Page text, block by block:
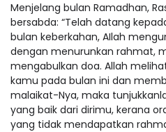
Menjelang bulan Ramadhan,
bersabda: “Telah datang
bulan keberkahan, AIlah
dengan menurunkan rahmat,
mengabulkan doa. Allah
kamu pada bulan ini dan
malaikat-Nya, maka
yang baik dari dirimu, kerana
yang tidak mendapatkan